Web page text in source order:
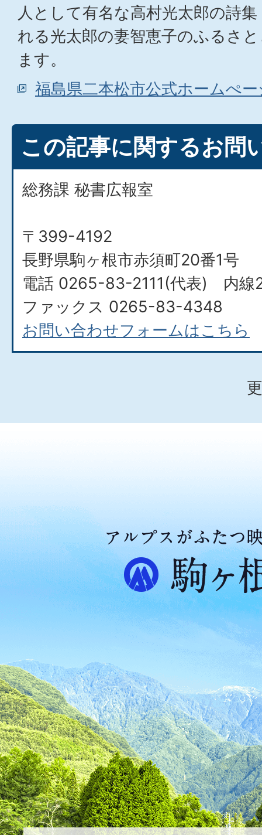
人として有名な高村光太郎の詩
れる光太郎の妻智恵子のふるさ
ます。
福島県二本松市公式ホームぺ
この記事に関するお問
総務課 秘書広報室
〒399-4192
長野県駒ヶ根市赤須町20番1号
電話 0265-83-2111(代表) 内線
ファックス 0265-83-4348
お問い合わせフォームはこちら
ア
ル
プ
ス
が
た
つ
映
え
る
ま
ち